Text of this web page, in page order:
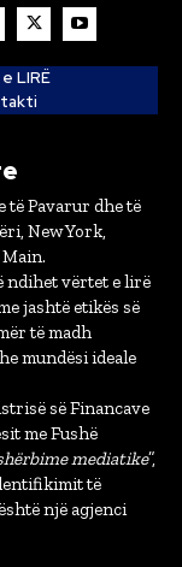
LIRË
të Pavarur dhe të
New York,
ndihet vërtet e lirë
jashtë etikës së
të madh
mundësi ideale
së Financave
me Fushë
mediatike”,
të
një agjenci